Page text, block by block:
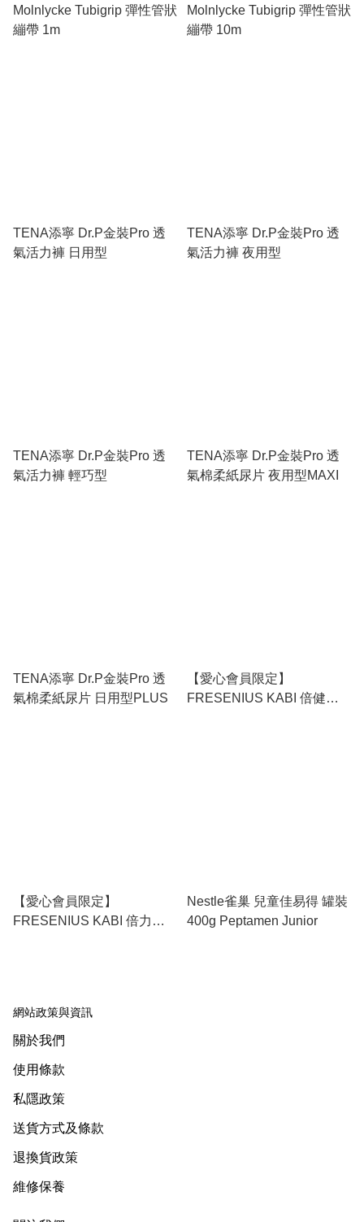
Molnlycke Tubigrip 彈性管狀
繃帶 1m
Molnlycke Tubigrip 彈性管狀
繃帶 10m
TENA添寧 Dr.P金裝Pro 透
氣活力褲 日用型
TENA添寧 Dr.P金裝Pro 透
氣活力褲 夜用型
TENA添寧 Dr.P金裝Pro 透
氣活力褲 輕巧型
TENA添寧 Dr.P金裝Pro 透
氣棉柔紙尿片 夜用型MAXI
TENA添寧 Dr.P金裝Pro 透
氣棉柔紙尿片 日用型PLUS
【愛心會員限定】
FRESENIUS KABI 倍健纖
【愛心會員限定】
FRESENIUS KABI 倍力康 1
Nestle雀巢 兒童佳易得 罐裝
400g Peptamen Junior
網站政策與資訊
關於我們
使用條款
私隱政策
送貨方式及條款
退換貨政策
維修保養